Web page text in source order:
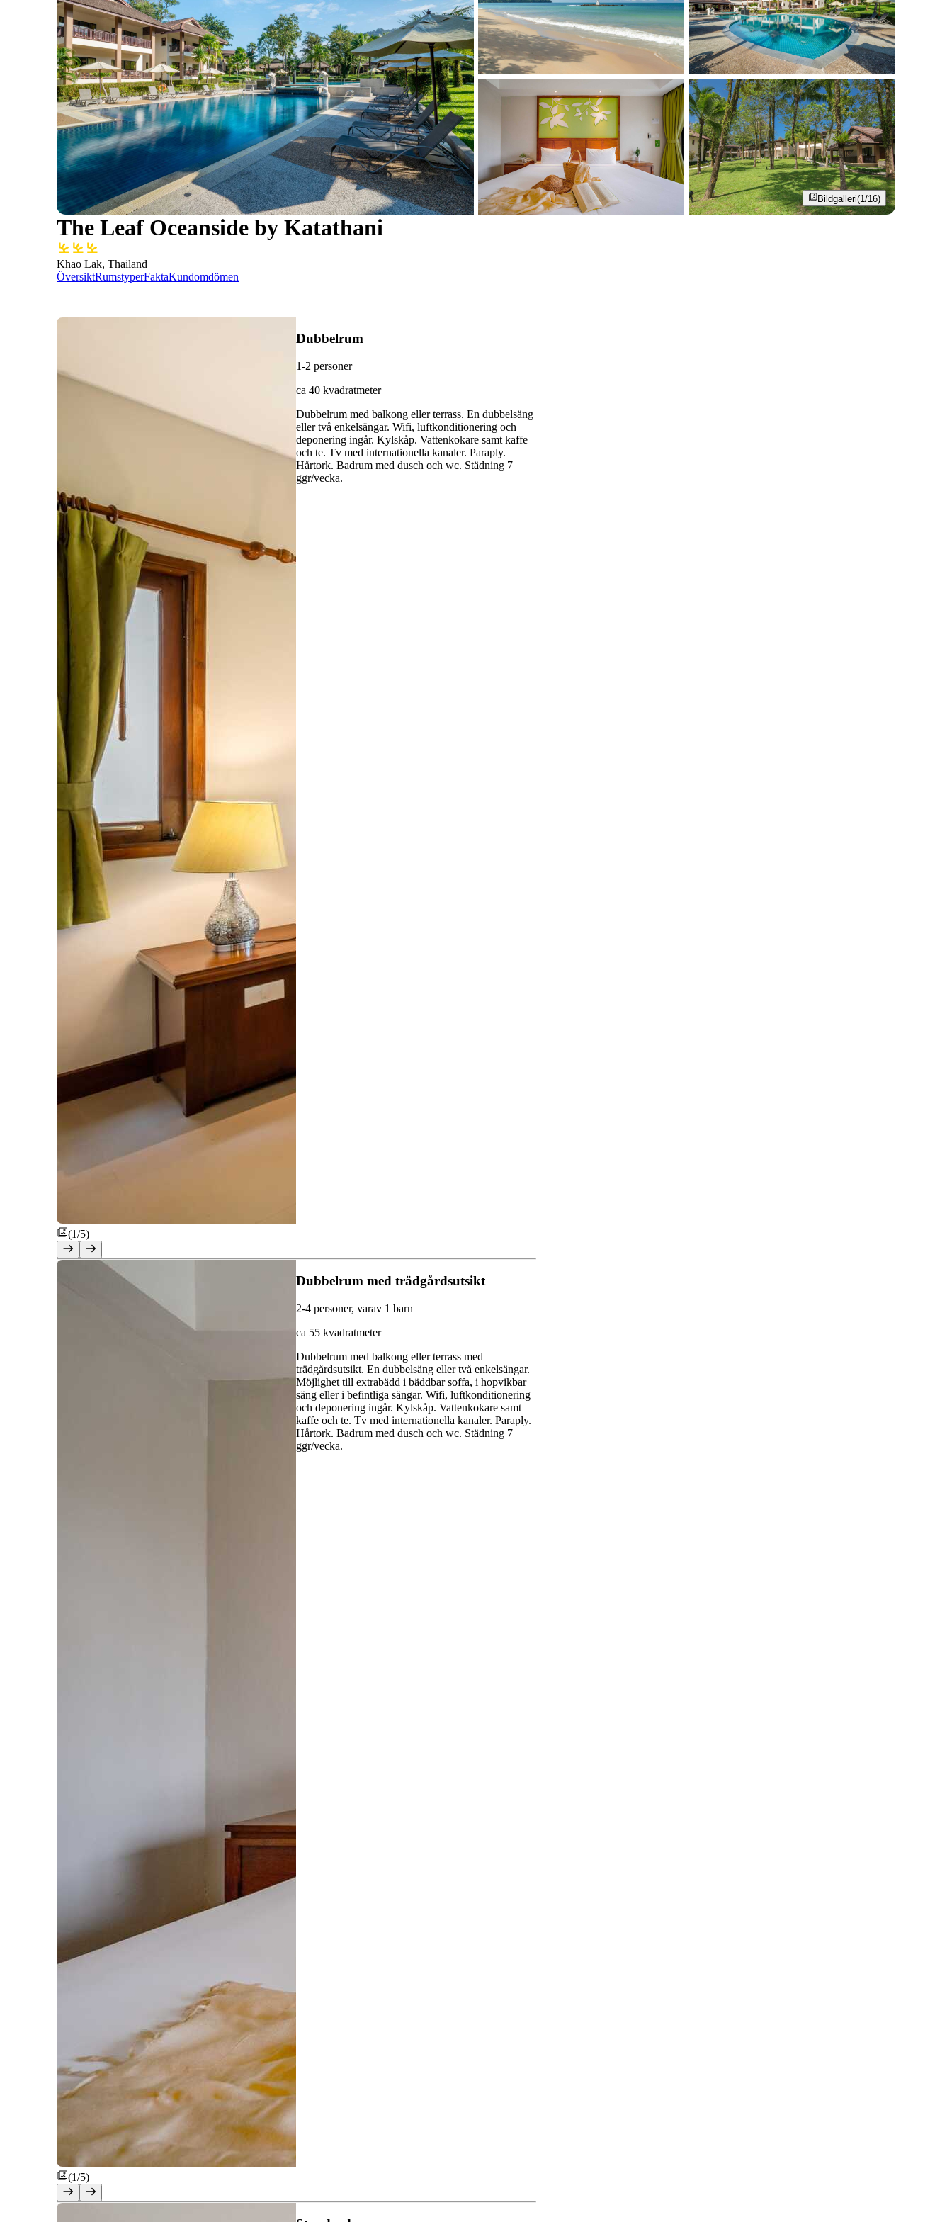
Bildgalleri(1/16)
The Leaf Oceanside by Katathani
Khao Lak, Thailand
ÖversiktRumstyperFaktaKundomdömen
(1/5)
Dubbelrum
1-2 personer
ca 40 kvadratmeter
Dubbelrum med balkong eller terrass. En dubbelsäng
eller två enkelsängar. Wifi, luftkonditionering och
deponering ingår. Kylskåp. Vattenkokare samt kaffe
och te. Tv med internationella kanaler. Paraply.
Hårtork. Badrum med dusch och wc. Städning 7
ggr/vecka.
(1/5)
Dubbelrum med trädgårdsutsikt
2-4 personer, varav 1 barn
ca 55 kvadratmeter
Dubbelrum med balkong eller terrass med
trädgårdsutsikt. En dubbelsäng eller två enkelsängar.
Möjlighet till extrabädd i bäddbar soffa, i hopvikbar
säng eller i befintliga sängar. Wifi, luftkonditionering
och deponering ingår. Kylskåp. Vattenkokare samt
kaffe och te. Tv med internationella kanaler. Paraply.
Hårtork. Badrum med dusch och wc. Städning 7
ggr/vecka.